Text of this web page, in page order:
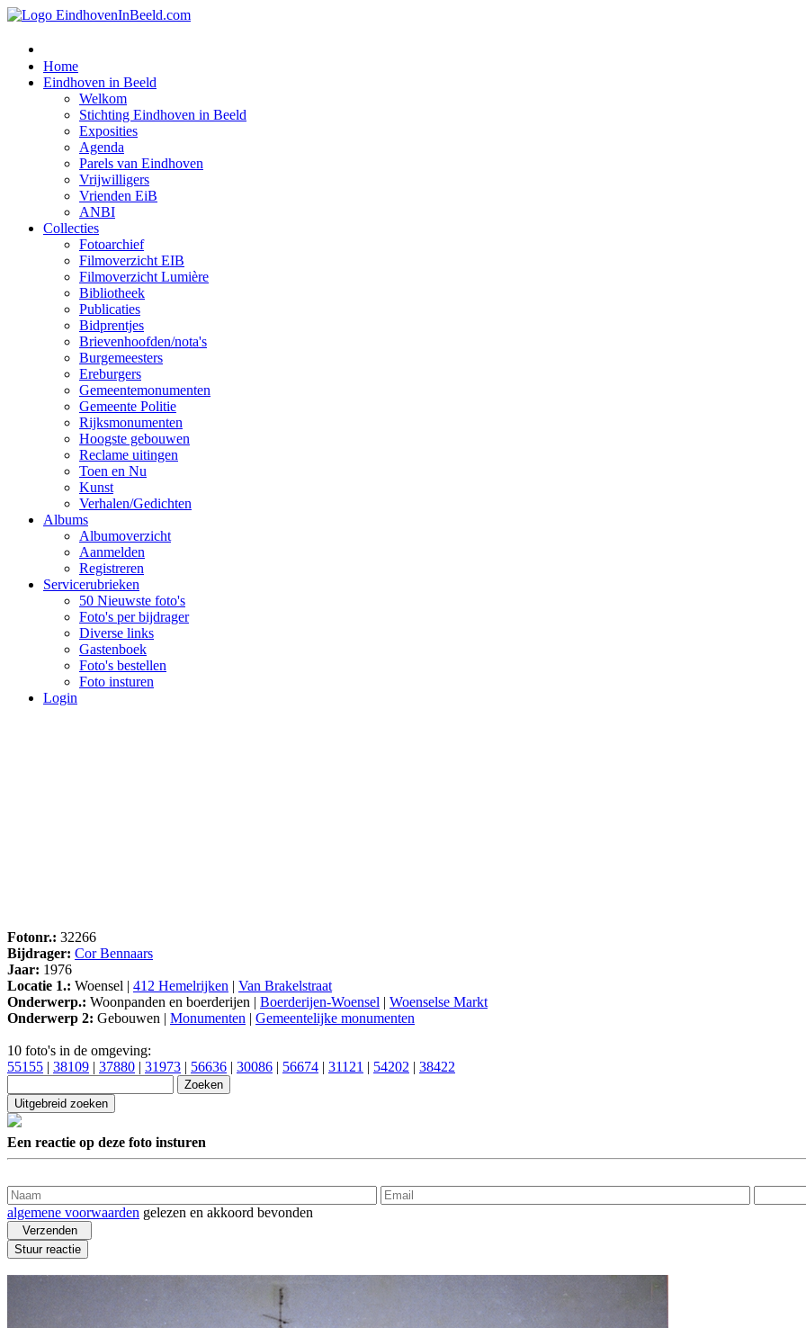
Home
Eindhoven in Beeld
Welkom
Stichting Eindhoven in Beeld
Exposities
Agenda
Parels van Eindhoven
Vrijwilligers
Vrienden EiB
ANBI
Collecties
Fotoarchief
Filmoverzicht EIB
Filmoverzicht Lumière
Bibliotheek
Publicaties
Bidprentjes
Brievenhoofden/nota's
Burgemeesters
Ereburgers
Gemeentemonumenten
Gemeente Politie
Rijksmonumenten
Hoogste gebouwen
Reclame uitingen
Toen en Nu
Kunst
Verhalen/Gedichten
Albums
Albumoverzicht
Aanmelden
Registreren
Servicerubrieken
50 Nieuwste foto's
Foto's per bijdrager
Diverse links
Gastenboek
Foto's bestellen
Foto insturen
Login
Fotonr.: 32266
Bijdrager: Cor Bennaars
Jaar: 1976
Locatie 1.: Woensel | 412 Hemelrijken
Van Brakelstraat
Onderwerp.: Woonpanden en boerderijen | Boerderijen-Woensel
Woenselse Markt
Onderwerp 2: Gebouwen | Monumenten Gemeentelijke monumenten
10 foto's in de omgeving:
55155
38109 37880 31973 56636 30086 56674 31121 54202 38422
Een reactie op deze foto insturen
algemene voorwaarden gelezen en akkoord bevonden